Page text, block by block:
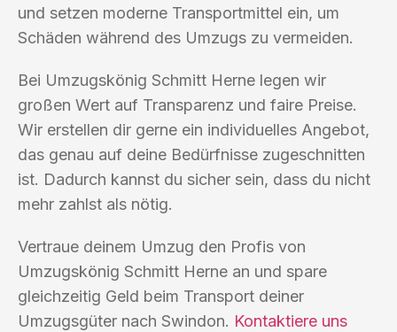
und setzen moderne Transportmittel ein, um
Schäden während des Umzugs zu vermeiden.
Bei Umzugskönig Schmitt Herne legen wir
großen Wert auf Transparenz und faire Preise.
Wir erstellen dir gerne ein individuelles Angebot,
das genau auf deine Bedürfnisse zugeschnitten
ist. Dadurch kannst du sicher sein, dass du nicht
mehr zahlst als nötig.
Vertraue deinem Umzug den Profis von
Umzugskönig Schmitt Herne an und spare
gleichzeitig Geld beim Transport deiner
Umzugsgüter nach Swindon. Kontaktiere uns